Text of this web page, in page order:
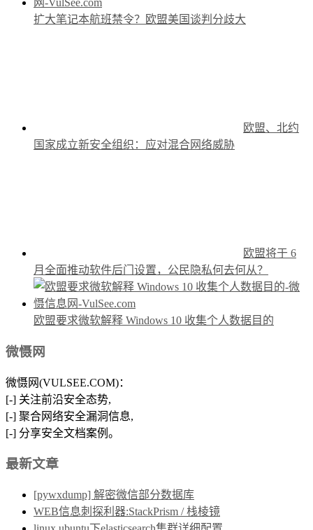
扩大笔记本航班禁令？欧盟美国谈判分歧大
欧盟、北约
国家成立新安全组织：应对混合网络威胁
欧盟将于 6
月全面推动软件后门设置，公民隐私何去何从？
欧盟要求微软解释 Windows 10 收集个人数据目的
微慑网
微慑网(VULSEE.COM)：
[-] 关注前沿安全态势,
[-] 聚合网络安全漏洞信息,
[-] 分享安全文档案例。
最新文章
[pywxdump] 解密微信部分数据库
WEB信息刺探利器:StackPrism / 栈棱镜